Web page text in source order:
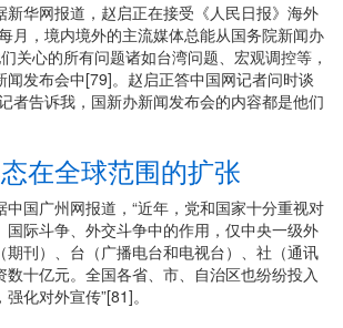
华网报道，赵启正在接受《人民日报》海外
月，境内境外的主流媒体总能从国务院新闻办
关心的所有问题诸如台湾问题、宏观调控等，
闻发布会中[79]。赵启正答中国网记者问时谈
者告诉我，国新办新闻发布会的内容都是他们
在全球范围的扩张
国广州网报道，“近年，党和国家十分重视对
国际斗争、外交斗争中的作用，仅中央一级外
期刊）、台（广播电台和电视台）、社（通讯
数十亿元。全国各省、市、自治区也纷纷投入
化对外宣传”[81]。